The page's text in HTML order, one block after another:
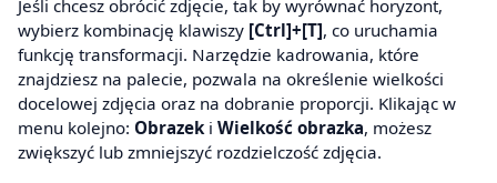
Jeśli chcesz obrócić zdjęcie, tak by wyrównać horyzont,
wybierz kombinację klawiszy [Ctrl]+[T], co uruchamia
funkcję transformacji. Narzędzie kadrowania, które
znajdziesz na palecie, pozwala na określenie wielkości
docelowej zdjęcia oraz na dobranie proporcji. Klikając w
menu kolejno: Obrazek i Wielkość obrazka, możesz
zwiększyć lub zmniejszyć rozdzielczość zdjęcia.